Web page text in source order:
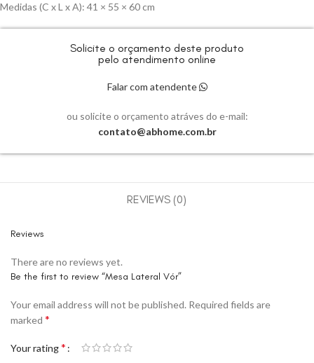
Medidas (C x L x A): 41 × 55 × 60 cm
Solicite o orçamento deste produto
pelo atendimento online
Falar com atendente
ou solicite o orçamento atráves do e-mail:
contato@abhome.com.br
REVIEWS (0)
Reviews
There are no reviews yet.
Be the first to review “Mesa Lateral Vór”
Your email address will not be published. Required fields are
marked *
Your rating*